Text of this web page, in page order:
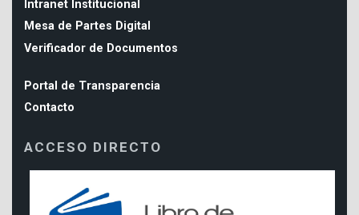
Intranet Institucional
Mesa de Partes Digital
Verificador de Documentos
Portal de Transparencia
Contacto
ACCESO DIRECTO